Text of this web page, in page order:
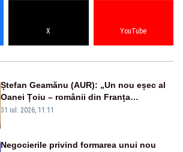
X YouTube
Ștefan Geamănu (AUR): „Un nou eșec al
Oanei Țoiu – românii din Franța
abandonați de propriul minister de
31 iul. 2026, 11:11
Negocierile privind formarea unui nou